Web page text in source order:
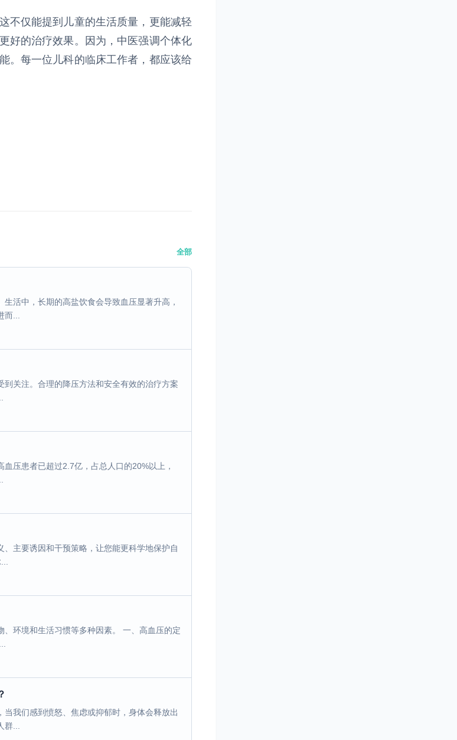
不仅能提到儿童的生活质量，更能减轻
好的治疗效果。因为，中医强调个体化
。每一位儿科的临床工作者，都应该给
全部
活中，长期的高盐饮食会导致血压显著升高，
...
关注。合理的降压方法和安全有效的治疗方案
压患者已超过2.7亿，占总人口的20%以上，
主要诱因和干预策略，让您能更科学地保护自
环境和生活习惯等多种因素。 一、高血压的定
我们感到愤怒、焦虑或抑郁时，身体会释放出
...